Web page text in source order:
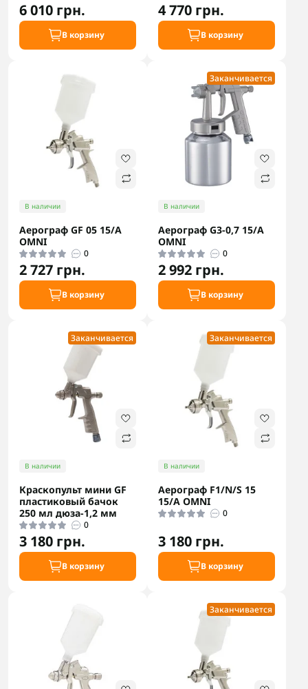
6 010 грн.
В корзину
4 770 грн.
В корзину
В наличии
Аерограф GF 05 15/A
OMNI
0
2 727 грн.
В корзину
Заканчивается
В наличии
Аерограф G3-0,7 15/A
OMNI
0
2 992 грн.
В корзину
Заканчивается
В наличии
Краскопульт мини GF
пластиковый бачок
250 мл дюза-1,2 мм
0
3 180 грн.
В корзину
Заканчивается
В наличии
Аерограф F1/N/S 15
15/A OMNI
0
3 180 грн.
В корзину
Заканчивается